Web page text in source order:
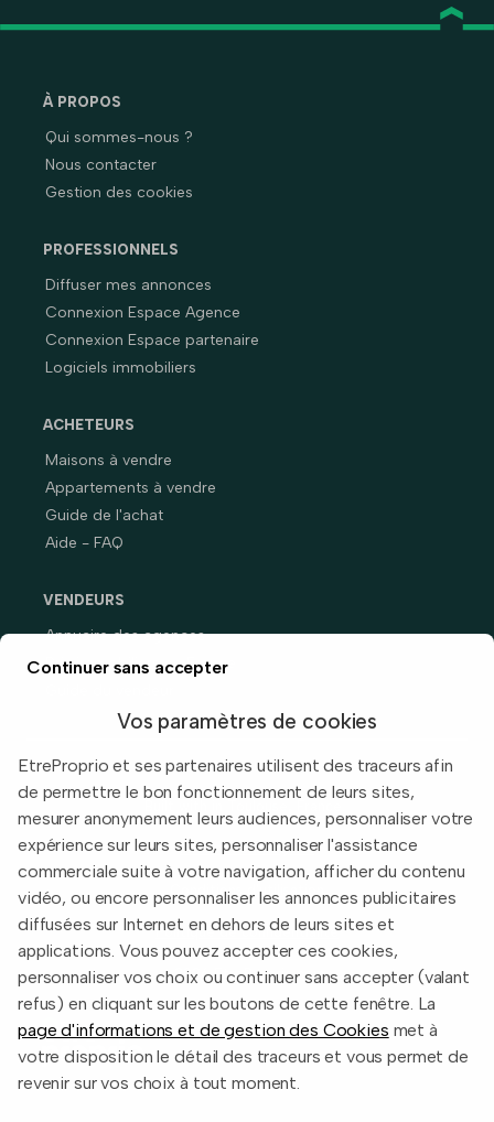
À PROPOS
Qui sommes-nous ?
Nous contacter
Gestion des cookies
PROFESSIONNELS
Diffuser mes annonces
Connexion Espace Agence
Connexion Espace partenaire
Logiciels immobiliers
ACHETEURS
Maisons à vendre
Appartements à vendre
Guide de l'achat
Aide - FAQ
VENDEURS
Annuaire des agences
Prix immobiliers en France
Informations légales
Conditions d'utilisation
Politique de confidentialité
2026 EtreProprio.com
Continuer sans accepter
Vos paramètres de cookies
EtreProprio et ses partenaires utilisent des traceurs afin
de permettre le bon fonctionnement de leurs sites,
mesurer anonymement leurs audiences, personnaliser votre
expérience sur leurs sites, personnaliser l'assistance
commerciale suite à votre navigation, afficher du contenu
vidéo, ou encore personnaliser les annonces publicitaires
diffusées sur Internet en dehors de leurs sites et
applications. Vous pouvez accepter ces cookies,
personnaliser vos choix ou continuer sans accepter (valant
refus) en cliquant sur les boutons de cette fenêtre. La
page d'informations et de gestion des Cookies met à
votre disposition le détail des traceurs et vous permet de
revenir sur vos choix à tout moment.